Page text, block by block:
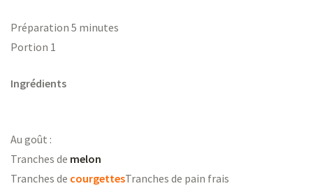
Préparation 5 minutes
Portion 1
Ingrédients
Au goût :
Tranches de melon
Tranches de courgettesTranches de pain frais